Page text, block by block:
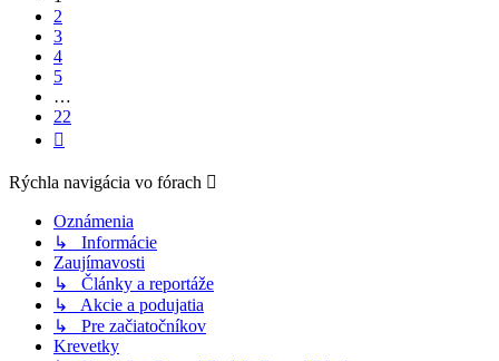
2
3
4
5
…
22
Rýchla navigácia vo fórach
Oznámenia
↳ Informácie
Zaujímavosti
↳ Články a reportáže
↳ Akcie a podujatia
↳ Pre začiatočníkov
Krevetky